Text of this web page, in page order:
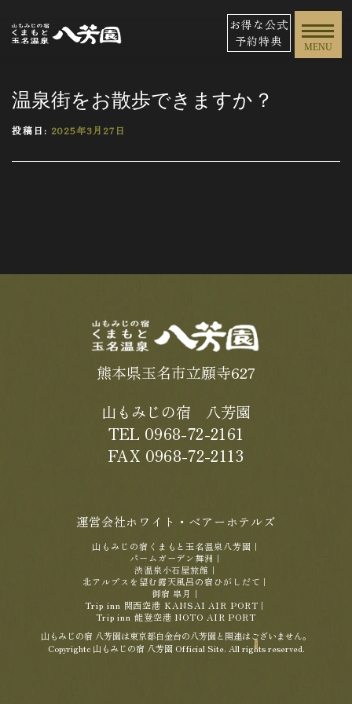
お得な公式
予約特典
MENU
温泉街をお散歩できますか？
投稿日: 2025年3月27日
熊本県玉名市立願寺627
山もみじの宿 八芳園
TEL 0968-72-2161
FAX 0968-72-2113
運営会社ホワイト・ベアーホテルズ
山もみじの宿くまもと玉名温泉八芳園 ｜
パームガーデン舞洲 ｜
渋温泉小石屋旅館 ｜
北アルプスを望む露天風呂の宿ひがしだて ｜
御宿 皐月 ｜
Trip inn 関西空港 KANSAI AIR PORT ｜
Trip inn 能登空港 NOTO AIR PORT
山もみじの宿 八芳園は東京都白金台の八芳園と関連はございません。
Copyrightc 山もみじの宿 八芳園 Official Site. All rights reserved.